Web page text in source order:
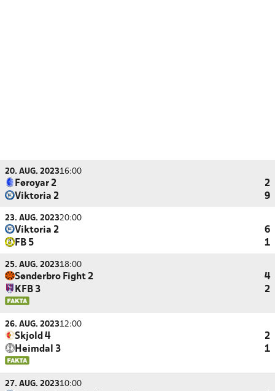
20. AUG. 202316:00
Føroyar 2
2
Viktoria 2
9
23. AUG. 202320:00
Viktoria 2
6
FB 5
1
25. AUG. 202318:00
Sønderbro Fight 2
4
KFB 3
2
26. AUG. 202312:00
Skjold 4
2
Heimdal 3
1
27. AUG. 202310:00